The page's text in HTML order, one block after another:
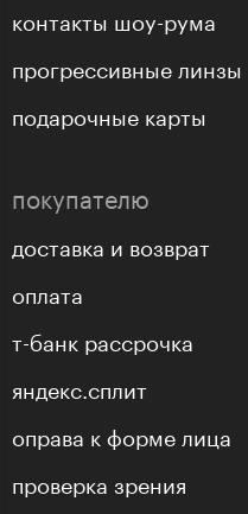
контакты шоу-рума
прогрессивные линзы
подарочные карты
покупателю
доставка и возврат
оплата
т-банк рассрочка
яндекс.сплит
оправа к форме лица
проверка зрения